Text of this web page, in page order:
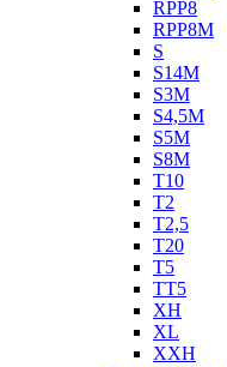
RPP8
RPP8M
S
S14M
S3M
S4,5M
S5M
S8M
T10
T2
T2,5
T20
T5
TT5
XH
XL
XXH